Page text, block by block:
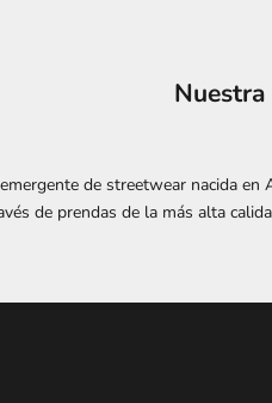
de streetwear nacida
de prendas de la más alta